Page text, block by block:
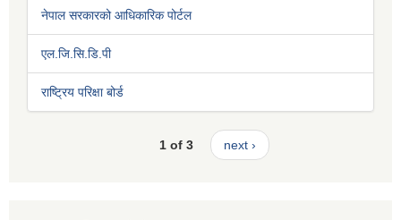
नेपाल सरकारको आधिकारिक पोर्टल
एल.जि.सि.डि.पी
राष्ट्रिय परिक्षा बोर्ड
1 of 3 next ›